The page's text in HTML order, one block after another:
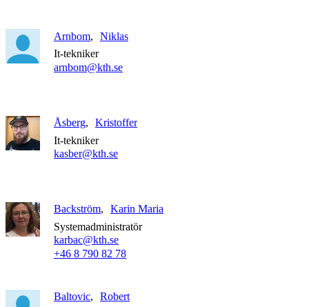
Arnbom
Niklas
It-tekniker
arnbom@kth.se
Åsberg
Kristoffer
It-tekniker
kasber@kth.se
Backström
Karin Maria
Systemadministratör
karbac@kth.se
+46 8 790 82 78
Baltovic
Robert